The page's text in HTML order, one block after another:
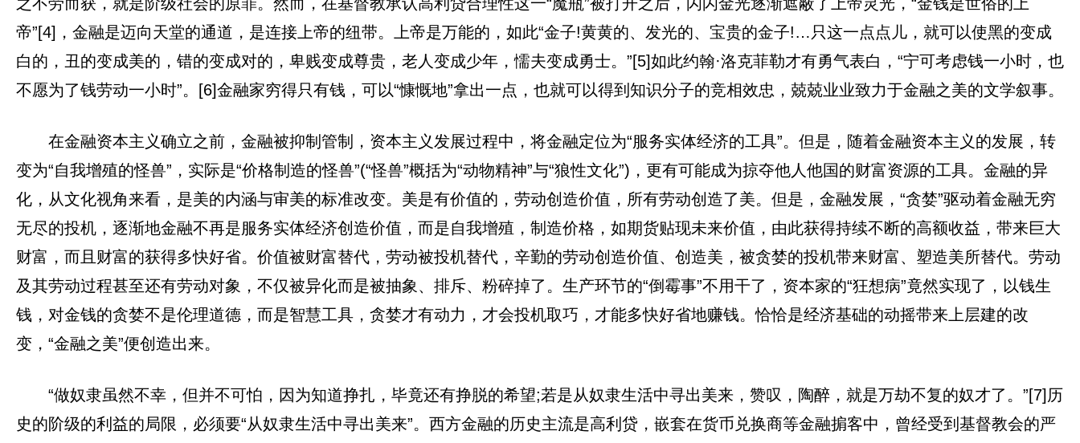
帝”[4]，金融是迈向天堂的通道，是连接上帝的纽带。上帝是万能的，如此“金子!黄黄的、发光的、宝贵的金子!…只这一点点儿，就可以使黑的变成
白的，丑的变成美的，错的变成对的，卑贱变成尊贵，老人变成少年，懦夫变成勇士。”[5]如此约翰·洛克菲勒才有勇气表白，“宁可考虑钱一小时，也
不愿为了钱劳动一小时”。[6]金融家穷得只有钱，可以“慷慨地”拿出一点，也就可以得到知识分子的竞相效忠，兢兢业业致力于金融之美的文学叙事。
在金融资本主义确立之前，金融被抑制管制，资本主义发展过程中，将金融定位为“服务实体经济的工具”。但是，随着金融资本主义的发展，转
变为“自我增殖的怪兽”，实际是“价格制造的怪兽”(“怪兽”概括为“动物精神”与“狼性文化”)，更有可能成为掠夺他人他国的财富资源的工具。金融的异
化，从文化视角来看，是美的内涵与审美的标准改变。美是有价值的，劳动创造价值，所有劳动创造了美。但是，金融发展，“贪婪”驱动着金融无穷
无尽的投机，逐渐地金融不再是服务实体经济创造价值，而是自我增殖，制造价格，如期货贴现未来价值，由此获得持续不断的高额收益，带来巨大
财富，而且财富的获得多快好省。价值被财富替代，劳动被投机替代，辛勤的劳动创造价值、创造美，被贪婪的投机带来财富、塑造美所替代。劳动
及其劳动过程甚至还有劳动对象，不仅被异化而是被抽象、排斥、粉碎掉了。生产环节的“倒霉事”不用干了，资本家的“狂想病”竟然实现了，以钱生
钱，对金钱的贪婪不是伦理道德，而是智慧工具，贪婪才有动力，才会投机取巧，才能多快好省地赚钱。恰恰是经济基础的动摇带来上层建的改
变，“金融之美”便创造出来。
“做奴隶虽然不幸，但并不可怕，因为知道挣扎，毕竟还有挣脱的希望;若是从奴隶生活中寻出美来，赞叹，陶醉，就是万劫不复的奴才了。”[7]历
史的阶级的利益的局限，必须要“从奴隶生活中寻出美来”。西方金融的历史主流是高利贷，嵌套在货币兑换商等金融掮客中，曾经受到基督教会的严